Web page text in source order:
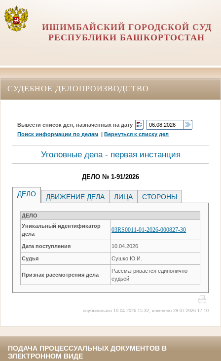
ИШИМБАЙСКИЙ ГОРОДСКОЙ СУД
РЕСПУБЛИКИ БАШКОРТОСТАН
СУДЕБНОЕ ДЕЛОПРОИЗВОДСТВО
Вывести список дел, назначенных на дату
Поиск информации по делам |Вернуться к списку дел
Уголовные дела - первая инстанция
ДЕЛО № 1-91/2026
ДЕЛО ДВИЖЕНИЕ ДЕЛА ЛИЦА СТОРОНЫ
ДЕЛО
Уникальный идентификатор
дела
03RS0011-01-2026-000827-30
Дата поступления 10.04.2026
Судья Сушко Ю.И.
Признак рассмотрения дела
Рассматривается единолично
судьей
опубликовано 10.04.2026 15:32, изменено 28.07.2026 17:10
ПОДАЧА ПРОЦЕССУАЛЬНЫХ ДОКУМЕНТОВ В
ЭЛЕКТРОННОМ ВИДЕ